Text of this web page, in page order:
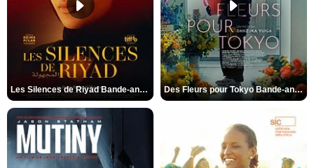
Les Silences de Riyad Bande-annonce VO STFR Des Fleurs pour Tokyo Bande-annonce VO STFR